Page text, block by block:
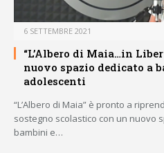
6 SETTEMBRE 2021
“L’Albero di Maia…in
nuovo spazio dedicato a
adolescenti
“L’Albero di Maia” è pronto a
sostegno scolastico con un nuovo
bambini e…